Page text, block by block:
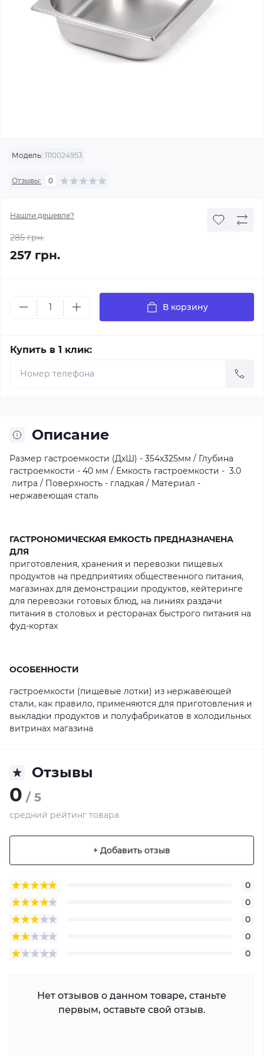
Модель: 1110024953
Отзывы: 0
Нашли дешевле?
285 грн.
257 грн.
В корзину
Купить в 1 клик:
Описание
Размер гастроемкости (ДхШ) - 354x325мм / Глубина
гастроемкости - 40 мм / Емкость гастроемкости - 3.0
литра / Поверхность - гладкая / Материал -
нержавеющая сталь
ГАСТРОНОМИЧЕСКАЯ ЕМКОСТЬ ПРЕДНАЗНАЧЕНА
ДЛЯ
приготовления, хранения и перевозки пищевых
продуктов на предприятиях общественного питания,
магазинах для демонстрации продуктов, кейтеринге
для перевозки готовых блюд, на линиях раздачи
питания в столовых и ресторанах быстрого питания на
фуд-кортах
ОСОБЕННОСТИ
гастроемкости (пищевые лотки) из нержавеющей
стали, как правило, применяются для приготовления и
выкладки продуктов и полуфабрикатов в холодильных
витринах магазина
Отзывы
0 / 5
средний рейтинг товара
+ Добавить отзыв
0
0
0
0
0
Нет отзывов о данном товаре, станьте
первым, оставьте свой отзыв.